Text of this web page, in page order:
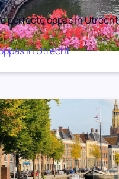
perfecte oppas in Utrecht
in Utrecht